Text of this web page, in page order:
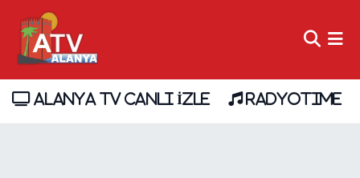
ALANYA TV CANLI İZLE RADYOTIME